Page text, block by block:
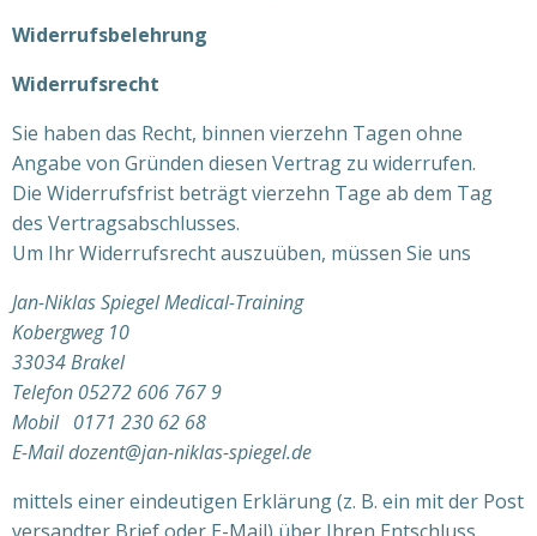
Widerrufsbelehrung
Widerrufsrecht
Sie haben das Recht, binnen vierzehn Tagen ohne
Angabe von Gründen diesen Vertrag zu widerrufen.
Die Widerrufsfrist beträgt vierzehn Tage ab dem Tag
des Vertragsabschlusses.
Um Ihr Widerrufsrecht auszuüben, müssen Sie uns
Jan-Niklas Spiegel Medical-Training
Kobergweg 10
33034 Brakel
Telefon 05272 606 767 9
Mobil 0171 230 62 68
E-Mail dozent@jan-niklas-spiegel.de
mittels einer eindeutigen Erklärung (z. B. ein mit der Post